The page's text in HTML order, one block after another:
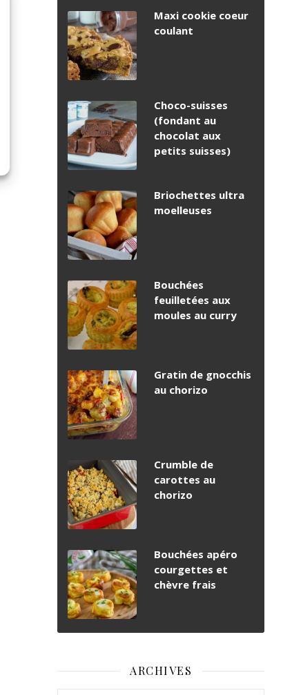
Maxi cookie coeur
coulant
Choco-suisses
(fondant au
chocolat aux
petits suisses)
Briochettes ultra
moelleuses
Bouchées
feuilletées aux
moules au curry
Gratin de gnocchis
au chorizo
Crumble de
carottes au
chorizo
Bouchées apéro
courgettes et
chèvre frais
ARCHIVES